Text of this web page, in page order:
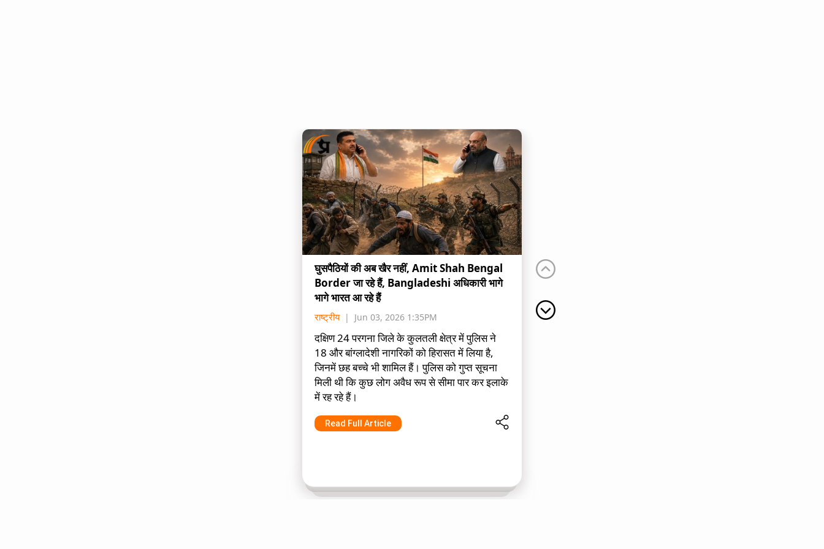
घुसपैठियों की अब खैर नहीं, Amit Shah Bengal
Border जा रहे हैं, Bangladeshi अधिकारी भागे
भागे भारत आ रहे हैं
राष्ट्रीय Jun 03, 2026 1:35PM
दक्षिण 24 परगना जिले के कुलतली क्षेत्र में पुलिस ने
18 और बांग्लादेशी नागरिकों को हिरासत में लिया है,
जिनमें छह बच्चे भी शामिल हैं। पुलिस को गुप्त सूचना
मिली थी कि कुछ लोग अवैध रूप से सीमा पार कर इलाके
में रह रहे हैं।
Read Full Article